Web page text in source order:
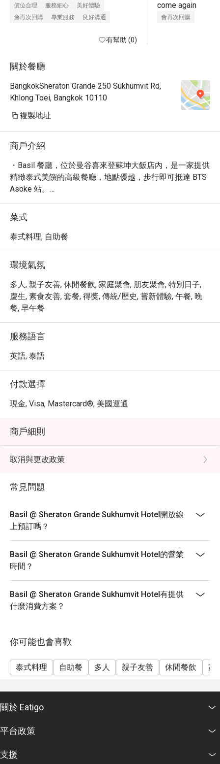
價位合理 服務細心
美好體驗
會再次回購
專業服務 良好溝通
有幫助 (0)
come again
會再次回購
關於餐廳
BangkokSheraton Grande 250 Sukhumvit Rd,
Khlong Toei, Bangkok 10110
複製地址
商戶介紹
・Basil 餐廳，位於曼谷喜來登蘇坤大飯店內，是一家提供
精緻泰式美饌的高級餐廳，地點優越，步行即可抵達 BTS
Asoke 站。
・這裡以其浪漫舒適的用餐環境和精緻的泰國菜肴聞名，
在近百則評論中獲得 4.3 星好評。必嚐招牌包括濃郁的
「冬陰功」與多樣化的「鮮蝦」料理，為您提供難忘的午
餐與晚餐體驗。
位，更可享有最高 5 折的專屬優惠。立即預訂，體驗曼谷
頂級泰菜的魅力！
菜式
泰式料理, 自助餐
環境氣氛
多人, 親子友善, 休閒餐飲, 家庭聚會, 朋友聚會, 特別日子,
慶生, 素食友善, 套餐, 得獎, 傳統/歷史, 嘗新體驗, 午餐, 晚
餐, 早午餐
服務語言
英語, 泰語
付款選擇
現金, Visa, Mastercard®, 美國運通
商戶細則
取消與更改政策
常見問題
Basil @ Sheraton Grande Sukhumvit Hotel開放線
上預訂嗎？
Basil @ Sheraton Grande Sukhumvit Hotel的營業
時間？
Basil @ Sheraton Grande Sukhumvit Hotel有提供
什麼消費方案？
你可能也會喜歡
泰式料理 自助餐 多人 親子友善 休閒餐飲 家
關於 Eatigo
平台政策
支援